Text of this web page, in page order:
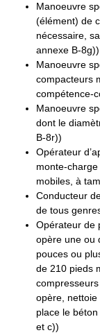
Manoeuvre
(élément) de
nécessaire,
annexe B-8g))
Manoeuvre
compacteurs
compétence-
Manoeuvre
dont le
B-8r))
Opérateur
monte-
mobiles, à
Conducteur
de tous
Opérateur de
opère une ou
pouces ou
de 210 pieds
opère,
place le
et c))